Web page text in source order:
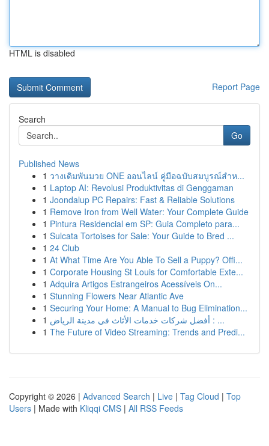
HTML is disabled
Report Page
Search
Go
Published News
1 วางเดิมพันมวย ONE ออนไลน์ คู่มือฉบับสมบูรณ์สำห...
1 Laptop AI: Revolusi Produktivitas di Genggaman
1 Joondalup PC Repairs: Fast & Reliable Solutions
1 Remove Iron from Well Water: Your Complete Guide
1 Pintura Residencial em SP: Guia Completo para...
1 Sulcata Tortoises for Sale: Your Guide to Bred ...
1 24 Club
1 At What Time Are You Able To Sell a Puppy? Offi...
1 Corporate Housing St Louis for Comfortable Exte...
1 Adquira Artigos Estrangeiros Acessíveis On...
1 Stunning Flowers Near Atlantic Ave
1 Securing Your Home: A Manual to Bug Elimination...
1
أفضل شركات خدمات الأثاث في مدينة الرياض : ...
1 The Future of Video Streaming: Trends and Predi...
Copyright © 2026 | Advanced Search | Live | Tag Cloud | Top
Users | Made with Kliqqi CMS | All RSS Feeds